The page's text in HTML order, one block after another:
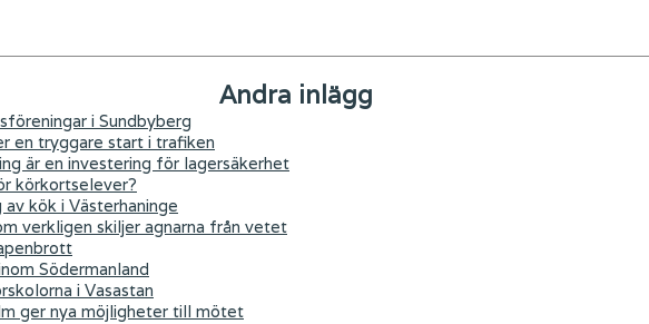
Andra inlägg
i Sundbyberg
en tryggare start i trafiken
är en investering för lagersäkerhet
körkortselever?
kök i Västerhaninge
verkligen skiljer agnarna från vetet
Södermanland
i Vasastan
ger nya möjligheter till mötet